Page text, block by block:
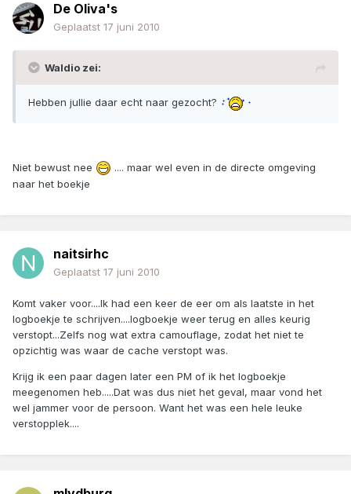
De Oliva's
Geplaatst 17 juni 2010
Waldio zei:
Hebben jullie daar echt naar gezocht?
Niet bewust nee
.... maar wel even in de directe omgeving
naar het boekje
naitsirhc
Geplaatst 17 juni 2010
Komt vaker voor....Ik had een keer de eer om als laatste in het
logboekje te schrijven....logboekje weer terug en alles keurig
verstopt...Zelfs nog wat extra camouflage, zodat het niet te
opzichtig was waar de cache verstopt was.
Krijg ik een paar dagen later een PM of ik het logboekje
meegenomen heb.....Dat was dus niet het geval, maar vond het
wel jammer voor de persoon. Want het was een hele leuke
verstopplek....